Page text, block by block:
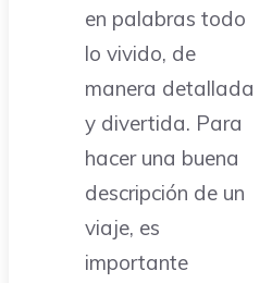
en palabras todo
lo vivido, de
manera detallada
y divertida. Para
hacer una buena
descripción de un
viaje, es
importante